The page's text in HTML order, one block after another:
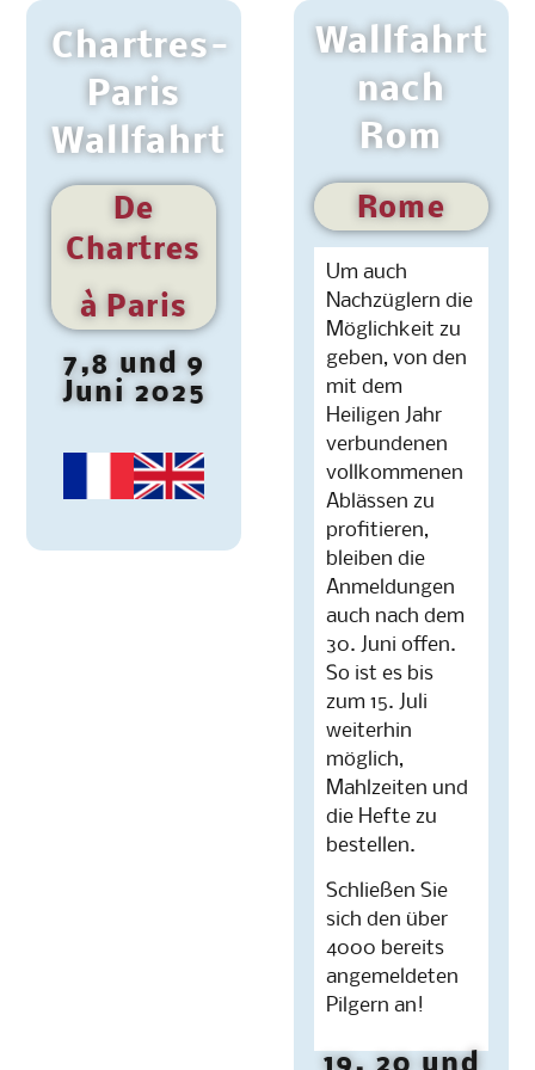
Wallfahrt
nach
Rom
Rome
Um auch
Nachzüglern die
Möglichkeit zu
geben, von den
mit dem
Heiligen Jahr
verbundenen
vollkommenen
Ablässen zu
profitieren,
bleiben die
Anmeldungen
auch nach dem
30. Juni offen.
So ist es bis
zum 15. Juli
weiterhin
möglich,
Mahlzeiten und
die Hefte zu
bestellen.
Schließen Sie
sich den über
4000 bereits
angemeldeten
Pilgern an!
Chartres-
Paris
Wallfahrt
De
Chartres
à Paris
7,8 und 9
Juni 2025